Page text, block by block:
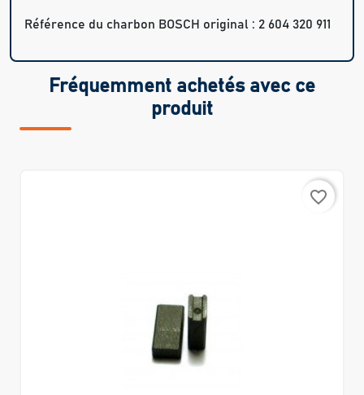
Référence du charbon BOSCH original : 2 604 320 911
Fréquemment achetés avec ce
produit
favorite_border